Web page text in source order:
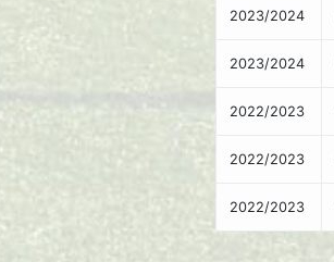
2023/2024
2023/2024
2022/2023
2022/2023
2022/2023